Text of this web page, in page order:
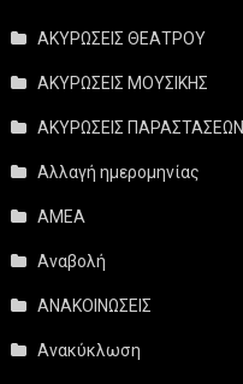
ΑΚΥΡΩΣΕΙΣ ΘΕΑΤΡΟΥ
ΑΚΥΡΩΣΕΙΣ ΜΟΥΣΙΚΗΣ
ΑΚΥΡΩΣΕΙΣ ΠΑΡΑΣΤΑΣΕΩΝ
Αλλαγή ημερομηνίας
ΑΜΕΑ
Αναβολή
ΑΝΑΚΟΙΝΩΣΕΙΣ
Ανακύκλωση